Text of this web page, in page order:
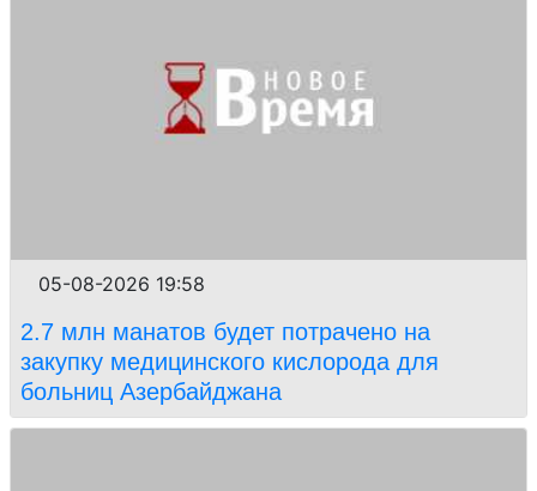
05-08-2026 19:58
2.7 млн манатов будет потрачено на
закупку медицинского кислорода для
больниц Азербайджана